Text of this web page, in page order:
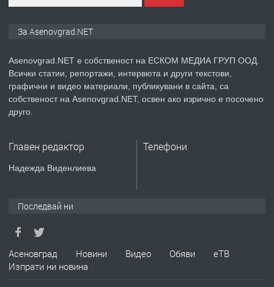
преди 2 години
ПРЕДЛАГА
Давам индивидуалани уроци по
ремонт на покриви
ПРЕДЛАГА
За Asenovgrad.NET
Asenovgrad.NET е собственост на ЕСКОМ МЕДИА ГРУП ООД.
Всички статии, репортажи, интервюта и други текстови,
графични и видео материали, публикувани в сайта, са
собственост на Asenovgrad.NET, освен ако изрично е посочено
друго.
Главен редактор
Надежда Виденлиева
Телефони
Последвай ни
Асеновград Новини Видео Обяви
еТВ
Изпрати ни новина